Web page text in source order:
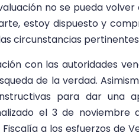
no se pueda
estoy dispuesto y
circunstancias
con las autoridades
de la verdad.
para dar una
el 3 de noviembre
a los esfuerzos de